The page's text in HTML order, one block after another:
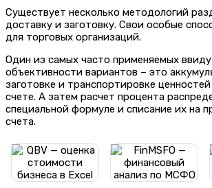
Существует несколько методологий
доставку и заготовку. Свои особые
для торговых организаций.
Один из самых часто применяемых
объективности вариантов – это
заготовке и транспортировке
счете. А затем расчет процента
специальной формуле и списание их на
счета.